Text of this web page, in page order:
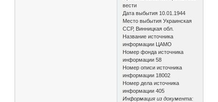
вести
Дата выбытия 10.01.1944
Место выбытия Украинская
ССР, Винницкая обл.
Название источника
информации ЦАМО
Номер фонда источника
информации 58
Номер описи источника
информации 18002
Номер дела источника
информации 405
Информация из документа: